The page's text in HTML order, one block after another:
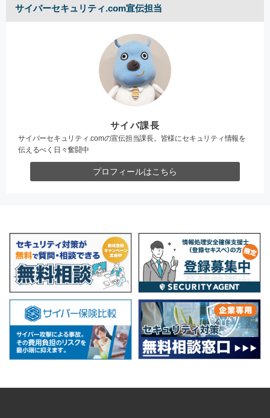
サイバーセキュリティ.com宣伝担当
サイバ課長
サイバーセキュリティ.comの宣伝担当課長。皆様にセキュリティ情報を
伝えるべく日々奮闘中
プロフィールはこちら